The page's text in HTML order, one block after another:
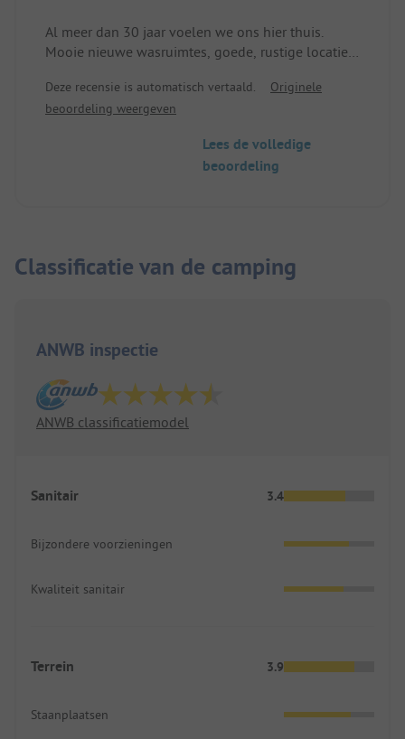
Al meer dan 30 jaar voelen we ons hier thuis.
Mooie nieuwe wasruimtes, goede, rustige locatie,
Deze recensie is automatisch vertaald.
Originele
beoordeling weergeven
Lees de volledige
beoordeling
Classificatie van de camping
ANWB inspectie
ANWB classificatiemodel
Sanitair 3.4
Bijzondere voorzieningen
Kwaliteit sanitair
Terrein 3.9
Staanplaatsen